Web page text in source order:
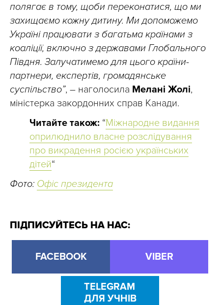
полягає в тому, щоби переконатися, що ми
захищаємо кожну дитину. Ми допоможемо
Україні працювати з багатьма країнами з
коаліції, включно з державами Глобального
Півдня. Залучатимемо для цього країни-
партнери, експертів, громадянське
суспільство”, – наголосила Мелані Жолі,
міністерка закордонних справ Канади.
Читайте також: “Міжнародне видання
оприлюднило власне розслідування
про викрадення росією українських
дітей“
Фото: Офіс президента
ПІДПИСУЙТЕСЬ НА НАС:
FACEBOOK VIBER
TELEGRAM
ДЛЯ УЧНІВ